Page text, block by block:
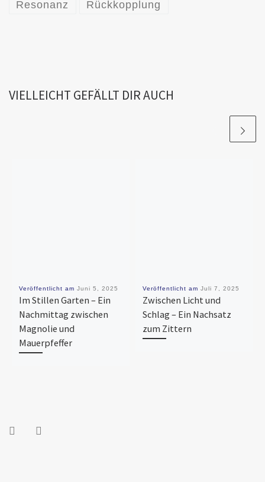
Resonanz Rückkopplung
VIELLEICHT GEFÄLLT DIR AUCH
Veröffentlicht am Juni 5, 2025
Im Stillen Garten – Ein
Nachmittag zwischen
Magnolie und
Mauerpfeffer
Veröffentlicht am Juli 7, 2025
Zwischen Licht und
Schlag – Ein Nachsatz
zum Zittern